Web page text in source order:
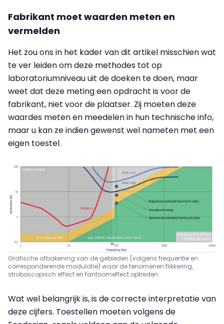
Fabrikant moet waarden meten en
vermelden
Het zou ons in het kader van dit artikel misschien wat
te ver leiden om deze methodes tot op
laboratoriumniveau uit de doeken te doen, maar
weet dat deze meting een opdracht is voor de
fabrikant, niet voor de plaatser. Zij moeten deze
waardes meten en meedelen in hun technische info,
maar u kan ze indien gewenst wel nameten met een
eigen toestel.
Grafische afbakening van de gebieden (volgens frequentie en
corresponderende modulatie) waar de fenomenen flikkering,
stroboscopisch effect en fantoomeffect optreden
Wat wel belangrijk is, is de correcte interpretatie van
deze cijfers. Toestellen moeten volgens de